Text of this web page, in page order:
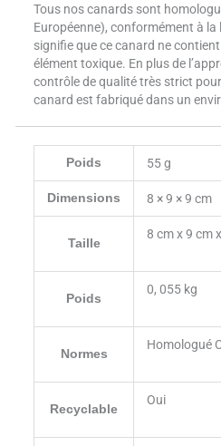
Tous nos canards sont
Européenne), conformément à la
signifie que ce canard ne
élément toxique. En plus de
contrôle de qualité très strict
canard est fabriqué dans un
Poids 55 g
Dimensions 8 × 9 × 9 cm
Taille
8 cm x 9 cm
Poids
0, 055 kg
Normes
Homologué
Recyclable
Oui